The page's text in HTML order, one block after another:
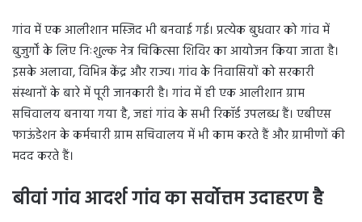
गांव में एक आलीशान मस्जिद भी बनवाई गई। प्रत्येक बुधवार को गांव में
बुजुर्गों के लिए निःशुल्क नेत्र चिकित्सा शिविर का आयोजन किया जाता है।
इसके अलावा, विभिन्न केंद्र और राज्य। गांव के निवासियों को सरकारी
संस्थानों के बारे में पूरी जानकारी है। गांव में ही एक आलीशान ग्राम
सचिवालय बनाया गया है, जहां गांव के सभी रिकॉर्ड उपलब्ध हैं। एबीएस
फाऊंडेशन के कर्मचारी ग्राम सचिवालय में भी काम करते हैं और ग्रामीणों की
मदद करते हैं।
बीवां गांव आदर्श गांव का सर्वोत्तम उदाहरण है